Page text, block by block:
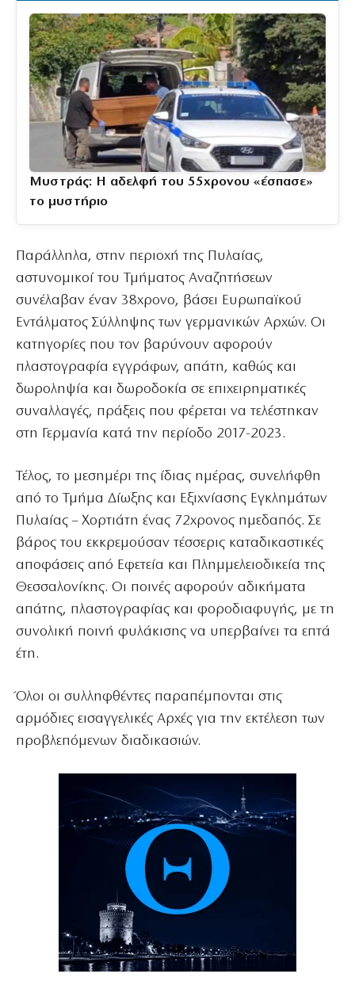
Μυστράς: Η αδελφή του 55χρονου «έσπασε»
το μυστήριο
Παράλληλα, στην περιοχή της Πυλαίας,
αστυνομικοί του Τμήματος Αναζητήσεων
συνέλαβαν έναν 38χρονο, βάσει Ευρωπαϊκού
Εντάλματος Σύλληψης των γερμανικών Αρχών. Οι
κατηγορίες που τον βαρύνουν αφορούν
πλαστογραφία εγγράφων, απάτη, καθώς και
δωροληψία και δωροδοκία σε επιχειρηματικές
συναλλαγές, πράξεις που φέρεται να τελέστηκαν
στη Γερμανία κατά την περίοδο 2017-2023.
Τέλος, το μεσημέρι της ίδιας ημέρας, συνελήφθη
από το Τμήμα Δίωξης και Εξιχνίασης Εγκλημάτων
Πυλαίας – Χορτιάτη ένας 72χρονος ημεδαπός. Σε
βάρος του εκκρεμούσαν τέσσερις καταδικαστικές
αποφάσεις από Εφετεία και Πλημμελειοδικεία της
Θεσσαλονίκης. Οι ποινές αφορούν αδικήματα
απάτης, πλαστογραφίας και φοροδιαφυγής, με τη
συνολική ποινή φυλάκισης να υπερβαίνει τα επτά
έτη.
Όλοι οι συλληφθέντες παραπέμπονται στις
αρμόδιες εισαγγελικές Αρχές για την εκτέλεση των
προβλεπόμενων διαδικασιών.